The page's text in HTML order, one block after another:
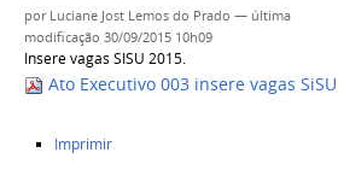
por Luciane Jost Lemos do Prado — última
modificação 30/09/2015 10h09
Insere vagas SISU 2015.
Ato Executivo 003 insere vagas
Imprimir